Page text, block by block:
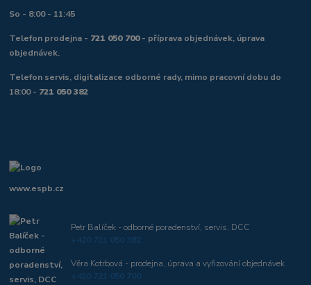
So - 8:00 - 11:45
Telefon prodejna - 721 050 700- příprava objednávek, úprava
objednávek.
Telefon servis, digitalizace odborné rady, mimo pracovní dobu do
18:00 - 721 050 382
www.espb.cz
Petr Balíček - odborné poradenství, servis, DCC
+420 721 050 382
Věra Kotrbová - prodejna, úprava a vyřizování objednávek
+420 721 050 700